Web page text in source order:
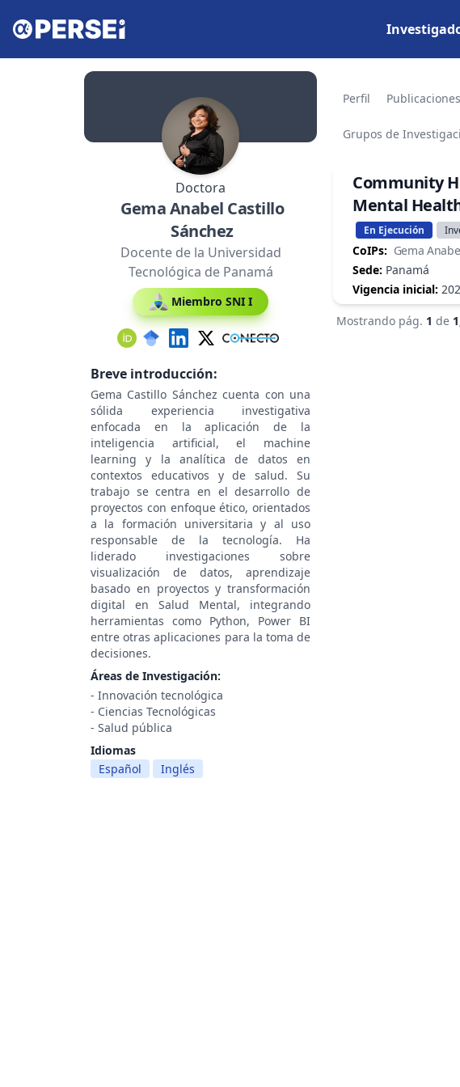
Doctora
Gema Anabel Castillo
Sánchez
Docente de la Universidad
Tecnológica de Panamá
Miembro SNI I
Breve introducción:
Gema Castillo Sánchez cuenta con una
sólida experiencia investigativa
enfocada en la aplicación de la
inteligencia artificial, el machine
learning y la analítica de datos en
contextos educativos y de salud. Su
trabajo se centra en el desarrollo de
proyectos con enfoque ético, orientados
a la formación universitaria y al uso
responsable de la tecnología. Ha
liderado investigaciones sobre
visualización de datos, aprendizaje
basado en proyectos y transformación
digital en Salud Mental, integrando
herramientas como Python, Power BI
entre otras aplicaciones para la toma de
decisiones.
Áreas de Investigación:
- Innovación tecnológica
- Ciencias Tecnológicas
- Salud pública
Idiomas
Español
Inglés
Perfil
Grupos de
Community
Mental
En Ejecución
CoIPs: Gema
Sede: Panamá
Vigencia inicial:
Mostrando pág. 1 de